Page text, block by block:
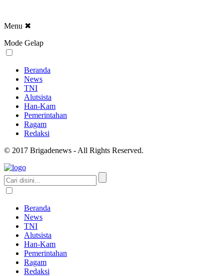
Menu ✖
Mode Gelap
Beranda
News
TNI
Alutsista
Han-Kam
Pemerintahan
Ragam
Redaksi
© 2017 Brigadenews - All Rights Reserved.
Beranda
News
TNI
Alutsista
Han-Kam
Pemerintahan
Ragam
Redaksi